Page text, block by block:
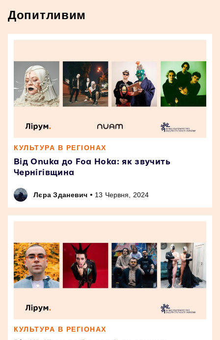
Допитливим
КУЛЬТУРА В РЕГІОНАХ
Від Onuka до Foa Hoka: як звучить
Чернігівщина
Лєра Зданевич • 13 Червня, 2024
КУЛЬТУРА В РЕГІОНАХ